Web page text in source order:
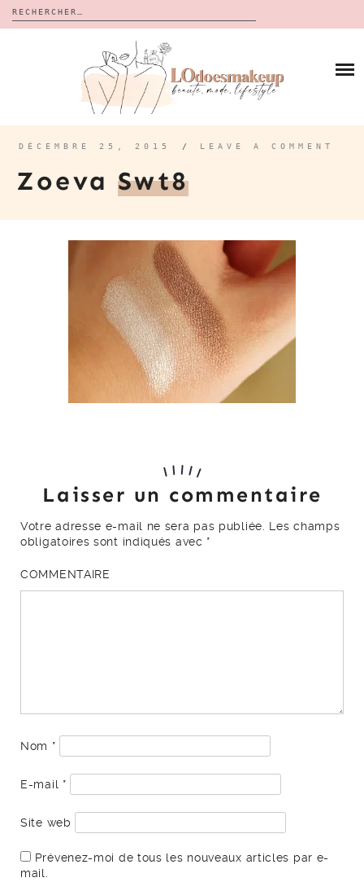
Rechercher :
CALENDRIERS DE L’AVENT
BON PLAN
À PROPOS
CONTACT
DÉCEMBRE 25, 2015 / LEAVE A COMMENT
ZoevaSwt8
Laisser un commentaire
Votre adresse e-mail ne sera pas publiée.
Les champs
obligatoires sont indiqués avec *
COMMENTAIRE
Nom *
E-mail *
Site web
Prévenez-moi de tous les nouveaux articles par e-
mail.